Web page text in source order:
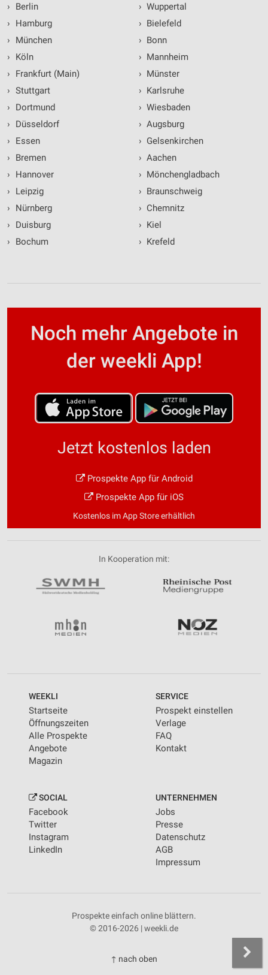
›
Berlin
›
Hamburg
›
München
›
Köln
›
Frankfurt (Main)
› Stuttgart
›
Dortmund
›
Düsseldorf
›
Essen
›
Bremen
›
Hannover
›
Leipzig
›
Nürnberg
›
Duisburg
›
Bochum
› Wuppertal
› Bielefeld
› Bonn
› Mannheim
› Münster
› Karlsruhe
› Wiesbaden
› Augsburg
› Gelsenkirchen
› Aachen
› Mönchengladbach
› Braunschweig
› Chemnitz
› Kiel
› Krefeld
Noch mehr Angebote in
der weekli App!
Jetzt kostenlos laden
Prospekte App für Android
Prospekte App für iOS
Kostenlos im App Store erhältlich
In Kooperation mit:
WEEKLI
Startseite
Öffnungszeiten
Alle Prospekte
Angebote
Magazin
SERVICE
Prospekt einstellen
Verlage
FAQ
Kontakt
SOCIAL
Facebook
Twitter
Instagram
LinkedIn
UNTERNEHMEN
Jobs
Presse
Datenschutz
AGB
Impressum
Prospekte einfach online blättern.
© 2016-2026 | weekli.de
↑ nach oben